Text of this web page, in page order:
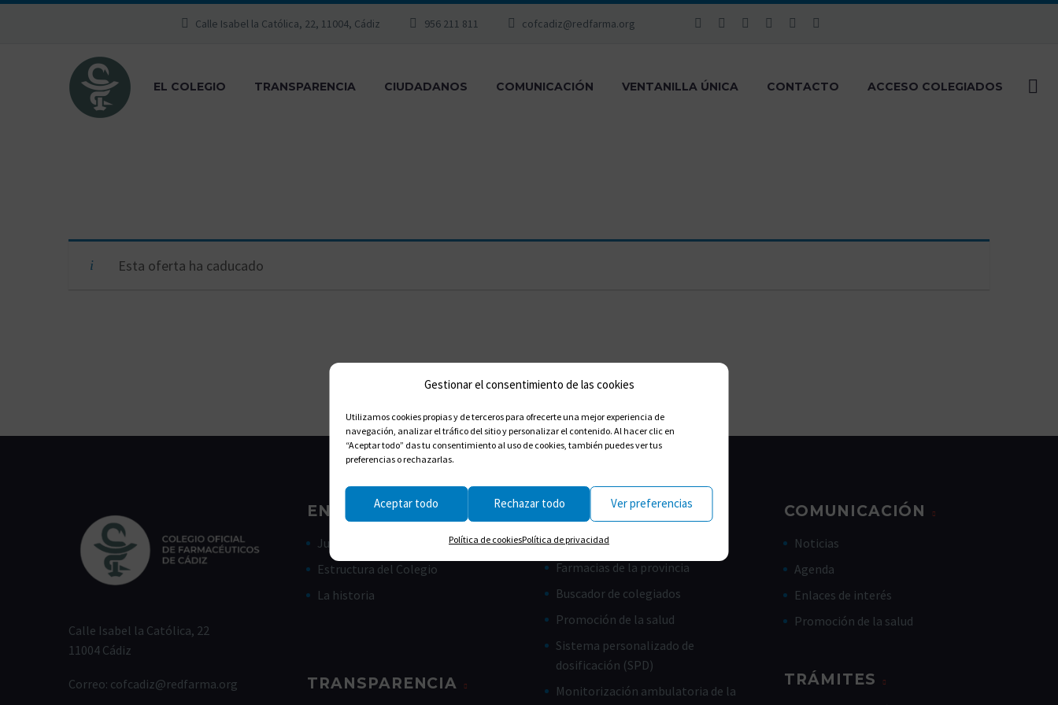
Gestionar el consentimiento de las cookies
Utilizamos cookies propias y de terceros para ofrecerte una mejor experiencia de
navegación, analizar el tráfico del sitio y personalizar el contenido. Al hacer clic en
“Aceptar todo” das tu consentimiento al uso de cookies, también puedes ver tus
preferencias o rechazarlas.
Aceptar todo Rechazar todo Ver preferencias
Política de cookiesPolítica de privacidad
Calle Isabel la Católica, 22, 11004, Cádiz 956 211 811 cofcadiz@redfarma.org
EL COLEGIO TRANSPARENCIA CIUDADANOS COMUNICACIÓN VENTANILLA ÚNICA CONTACTO ACCESO COLEGIADOS
Esta oferta ha caducado
Calle Isabel la Católica, 22
11004 Cádiz
Correo: cofcadiz@redfarma.org
ENLACES ÚTILES
Junta de Gobierno
Estructura del Colegio
La historia
TRANSPARENCIA
CIUDADANOS
Farmacias de guardia
Farmacias de la provincia
Buscador de colegiados
Promoción de la salud
Sistema personalizado de
dosificación (SPD)
Monitorización ambulatoria de la
COMUNICACIÓN
Noticias
Agenda
Enlaces de interés
Promoción de la salud
TRÁMITES